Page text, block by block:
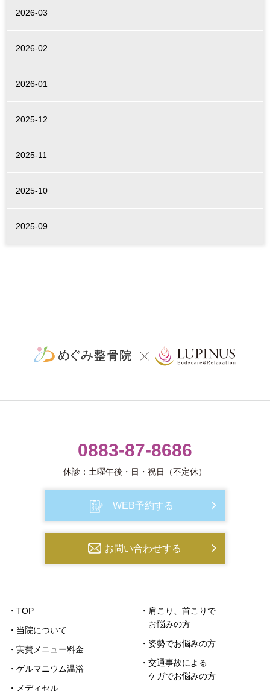
2026-03
2026-02
2026-01
2025-12
2025-11
2025-10
2025-09
0883-87-8686
休診：土曜午後・日・祝日（不定休）
WEB予約する
お問い合わせする
・TOP
・当院について
・実費メニュー料金
・ゲルマニウム温浴
・メディセル
・肩こり、首こりで
お悩みの方
・姿勢でお悩みの方
・交通事故による
ケガでお悩みの方